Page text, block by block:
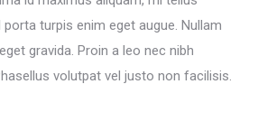
turpis enim eget augue. Nullam
gravida. Proin a leo nec nibh
volutpat vel justo non facilisis.